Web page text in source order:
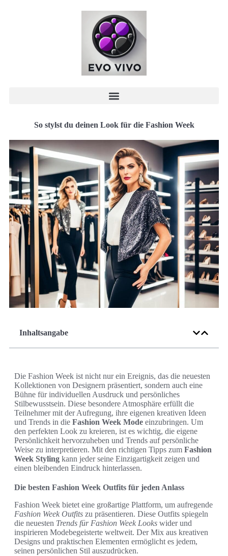
So stylst du deinen Look für die Fashion Week
Inhaltsangabe
Die Fashion Week ist nicht nur ein Ereignis, das die neuesten
Kollektionen von Designern präsentiert, sondern auch eine
Bühne für individuellen Ausdruck und persönliches
Stilbewusstsein. Diese besondere Atmosphäre erfüllt die
Teilnehmer mit der Aufregung, ihre eigenen kreativen Ideen
und Trends in die Fashion Week Mode einzubringen. Um
den perfekten Look zu kreieren, ist es wichtig, die eigene
Persönlichkeit hervorzuheben und Trends auf persönliche
Weise zu interpretieren. Mit den richtigen Tipps zum Fashion
Week Styling kann jeder seine Einzigartigkeit zeigen und
einen bleibenden Eindruck hinterlassen.
Die besten Fashion Week Outfits für jeden Anlass
Fashion Week bietet eine großartige Plattform, um aufregende
Fashion Week Outfits zu präsentieren. Diese Outfits spiegeln
die neuesten Trends für Fashion Week Looks wider und
inspirieren Modebegeisterte weltweit. Der Mix aus kreativen
Designs und praktischen Elementen ermöglicht es jedem,
seinen persönlichen Stil auszudrücken.